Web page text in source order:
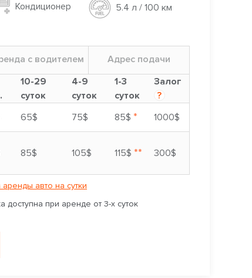
Кондиционер 5.4 л / 100 км
с водителем Адрес подачи
10-29
суток
4-9
суток
1-3
суток
Залог
?
65$ 75$ 85$ *
1000$
85$ 105$ 115$ ** 300$
авто на сутки
доступна при аренде от 3-х суток